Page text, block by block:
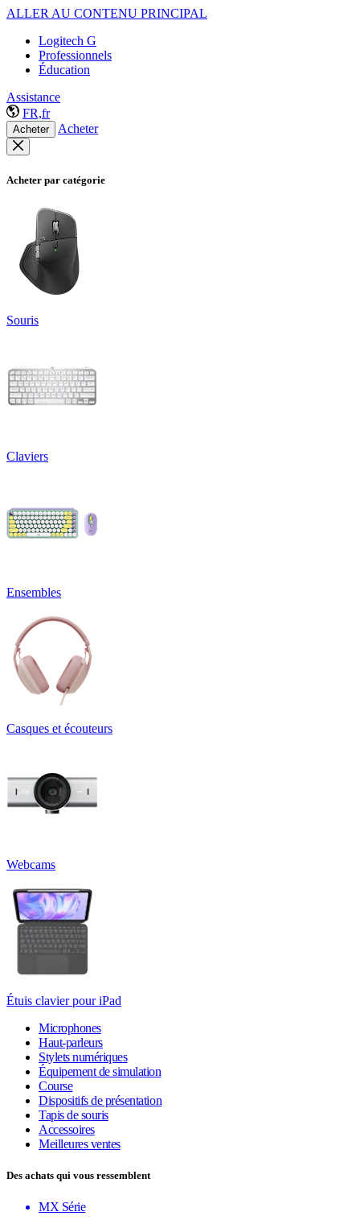
ALLER AU CONTENU PRINCIPAL
Logitech G
Professionnels
Éducation
Assistance
FR,fr
Acheter Acheter
Acheter par catégorie
Souris
Claviers
Ensembles
Casques et écouteurs
Webcams
Étuis clavier pour iPad
Microphones
Haut-parleurs
Stylets numériques
Équipement de simulation
Course
Dispositifs de présentation
Tapis de souris
Accessoires
Meilleures ventes
Des achats qui vous ressemblent
MX Série